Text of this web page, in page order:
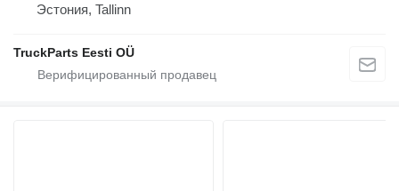
Эстония, Tallinn
TruckParts Eesti OÜ